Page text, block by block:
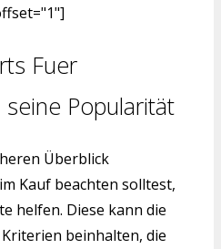
Fuer
Popularität
Überblick
Kauf beachten solltest,
helfen. Diese kann die
beinhalten, die